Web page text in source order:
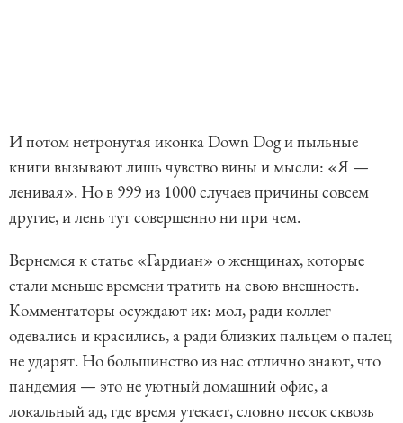
И потом нетронутая иконка Down Dog и пыльные
книги вызывают лишь чувство вины и мысли: «Я —
ленивая». Но в 999 из 1000 случаев причины совсем
другие, и лень тут совершенно ни при чем.
Вернемся к статье «Гардиан» о женщинах, которые
стали меньше времени тратить на свою внешность.
Комментаторы осуждают их: мол, ради коллег
одевались и красились, а ради близких пальцем о палец
не ударят. Но большинство из нас отлично знают, что
пандемия — это не уютный домашний офис, а
локальный ад, где время утекает, словно песок сквозь